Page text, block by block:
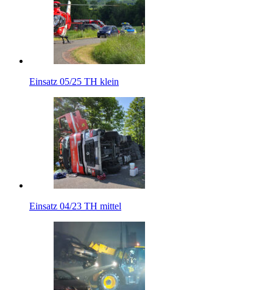
Einsatz 05/25 TH klein
Einsatz 04/23 TH mittel